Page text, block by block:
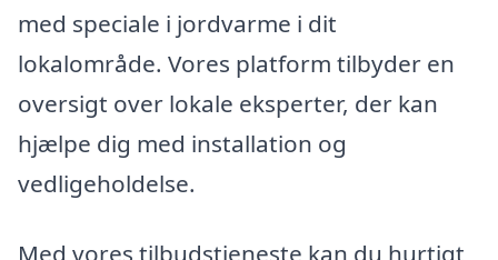
med speciale i jordvarme i dit
lokalområde. Vores platform tilbyder en
oversigt over lokale eksperter, der kan
hjælpe dig med installation og
vedligeholdelse.